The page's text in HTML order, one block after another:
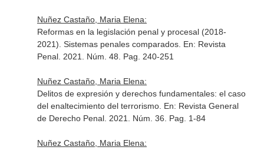
Nuñez Castaño, Maria Elena:
Reformas en la legislación penal y procesal (2018-
2021). Sistemas penales comparados. En: Revista
Penal. 2021. Núm. 48. Pag. 240-251
Nuñez Castaño, Maria Elena:
Delitos de expresión y derechos fundamentales: el caso
del enaltecimiento del terrorismo. En: Revista General
de Derecho Penal. 2021. Núm. 36. Pag. 1-84
Nuñez Castaño, Maria Elena: